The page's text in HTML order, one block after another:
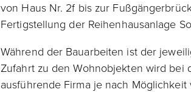
von Haus Nr. 2f bis zur
Fertigstellung der Reihenhausanlage
Während der Bauarbeiten ist der
Zufahrt zu den Wohnobjekten wird
ausführende Firma je nach